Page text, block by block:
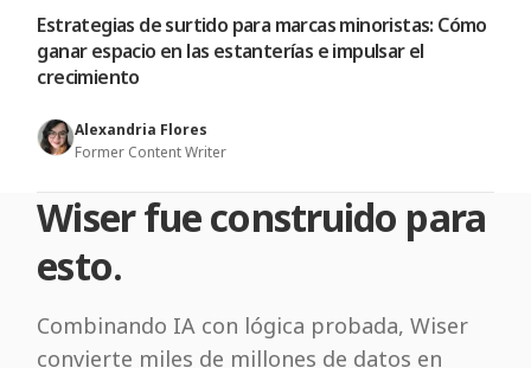
Estrategias de surtido para marcas minoristas: Cómo
ganar espacio en las estanterías e impulsar el
crecimiento
Alexandria Flores
Former Content Writer
Wiser fue construido para
esto.
Combinando IA con lógica probada, Wiser
convierte miles de millones de datos en